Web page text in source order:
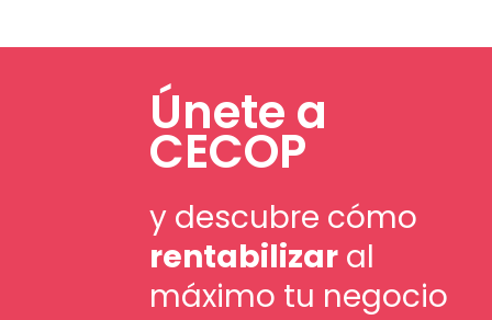
Únete a
CECOP
y descubre cómo
rentabilizar al
máximo tu negocio